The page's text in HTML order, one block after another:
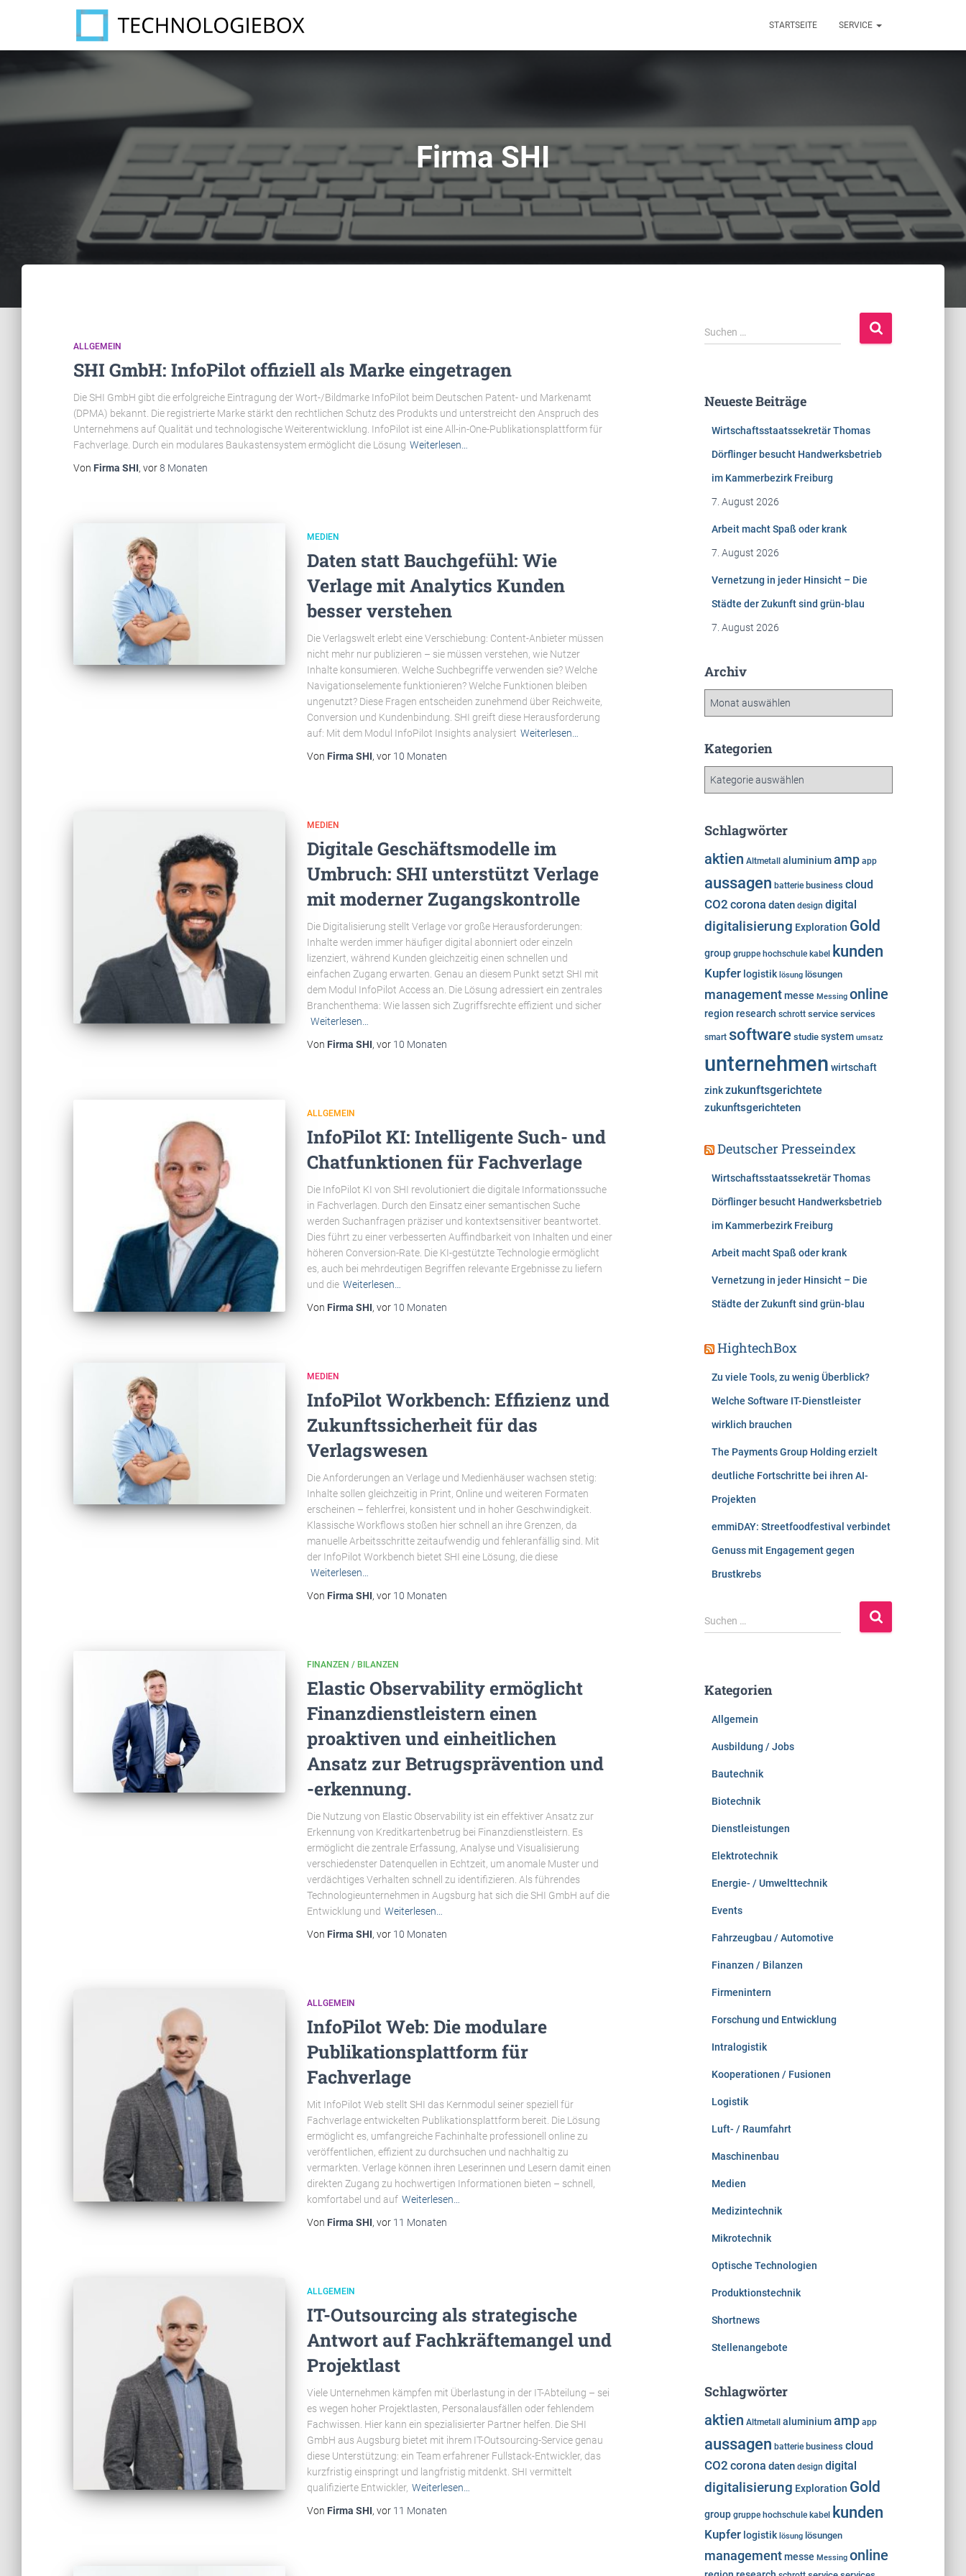
STARTSEITE SERVICE
Firma SHI
ALLGEMEIN
SHI GmbH: InfoPilot offiziell als Marke eingetragen
Die SHI GmbH gibt die erfolgreiche Eintragung der Wort-/Bildmarke InfoPilot beim Deutschen Patent- und Markenamt
(DPMA) bekannt. Die registrierte Marke stärkt den rechtlichen Schutz des Produkts und unterstreicht den Anspruch des
Unternehmens auf Qualität und technologische Weiterentwicklung. InfoPilot ist eine All-in-One-Publikationsplattform für
Fachverlage. Durch ein modulares Baukastensystem ermöglicht die Lösung Weiterlesen…
Von Firma SHI, vor8 Monaten
MEDIEN
Daten statt Bauchgefühl: Wie
Verlage mit Analytics Kunden
besser verstehen
Die Verlagswelt erlebt eine Verschiebung: Content-Anbieter müssen
nicht mehr nur publizieren – sie müssen verstehen, wie Nutzer
Inhalte konsumieren. Welche Suchbegriffe verwenden sie? Welche
Navigationselemente funktionieren? Welche Funktionen bleiben
ungenutzt? Diese Fragen entscheiden zunehmend über Reichweite,
Conversion und Kundenbindung. SHI greift diese Herausforderung
auf: Mit dem Modul InfoPilot Insights analysiert Weiterlesen…
Von Firma SHI, vor 10 Monaten
MEDIEN
Digitale Geschäftsmodelle im
Umbruch: SHI unterstützt Verlage
mit moderner Zugangskontrolle
Die Digitalisierung stellt Verlage vor große Herausforderungen:
Inhalte werden immer häufiger digital abonniert oder einzeln
lizenziert, während Kunden gleichzeitig einen schnellen und
einfachen Zugang erwarten. Genau an diesem Punkt setzt SHI mit
dem Modul InfoPilot Access an. Die Lösung adressiert ein zentrales
Branchenthema: Wie lassen sich Zugriffsrechte effizient und sicher
Weiterlesen…
Von Firma SHI, vor 10 Monaten
ALLGEMEIN
InfoPilot KI: Intelligente Such- und
Chatfunktionen für Fachverlage
Die InfoPilot KI von SHI revolutioniert die digitale Informationssuche
in Fachverlagen. Durch den Einsatz einer semantischen Suche
werden Suchanfragen präziser und kontextsensitiver beantwortet.
Dies führt zu einer verbesserten Auffindbarkeit von Inhalten und einer
höheren Conversion-Rate. Die KI-gestützte Technologie ermöglicht
es, auch bei mehrdeutigen Begriffen relevante Ergebnisse zu liefern
und die Weiterlesen…
Von Firma SHI, vor 10 Monaten
MEDIEN
InfoPilot Workbench: Effizienz und
Zukunftssicherheit für das
Verlagswesen
Die Anforderungen an Verlage und Medienhäuser wachsen stetig:
Inhalte sollen gleichzeitig in Print, Online und weiteren Formaten
erscheinen – fehlerfrei, konsistent und in hoher Geschwindigkeit.
Klassische Workflows stoßen hier schnell an ihre Grenzen, da
manuelle Arbeitsschritte zeitaufwendig und fehleranfällig sind. Mit
der InfoPilot Workbench bietet SHI eine Lösung, die diese
Weiterlesen…
Von Firma SHI, vor 10 Monaten
FINANZEN / BILANZEN
Elastic Observability ermöglicht
Finanzdienstleistern einen
proaktiven und einheitlichen
Ansatz zur Betrugsprävention und
-erkennung.
Die Nutzung von Elastic Observability ist ein effektiver Ansatz zur
Erkennung von Kreditkartenbetrug bei Finanzdienstleistern. Es
ermöglicht die zentrale Erfassung, Analyse und Visualisierung
verschiedenster Datenquellen in Echtzeit, um anomale Muster und
verdächtiges Verhalten schnell zu identifizieren. Als führendes
Technologieunternehmen in Augsburg hat sich die SHI GmbH auf die
Entwicklung und Weiterlesen…
Von Firma SHI, vor 10 Monaten
ALLGEMEIN
InfoPilot Web: Die modulare
Publikationsplattform für
Fachverlage
Mit InfoPilot Web stellt SHI das Kernmodul seiner speziell für
Fachverlage entwickelten Publikationsplattform bereit. Die Lösung
ermöglicht es, umfangreiche Fachinhalte professionell online zu
veröffentlichen, effizient zu durchsuchen und nachhaltig zu
vermarkten. Verlage können ihren Leserinnen und Lesern damit einen
direkten Zugang zu hochwertigen Informationen bieten – schnell,
komfortabel und auf Weiterlesen…
Von Firma SHI, vor 11 Monaten
ALLGEMEIN
IT-Outsourcing als strategische
Antwort auf Fachkräftemangel und
Projektlast
Viele Unternehmen kämpfen mit Überlastung in der IT-Abteilung – sei
es wegen hoher Projektlasten, Personalausfällen oder fehlendem
Fachwissen. Hier kann ein spezialisierter Partner helfen. Die SHI
GmbH aus Augsburg bietet mit ihrem IT-Outsourcing-Service genau
diese Unterstützung: ein Team erfahrener Fullstack-Entwickler, das
kurzfristig einspringt und langfristig mitdenkt. SHI vermittelt
qualifizierte Entwickler, Weiterlesen…
Von Firma SHI, vor 11 Monaten
S
u
n
Suchen …
Neueste Beiträge
Wirtschaftsstaatssekretär Thomas
Dörflinger besucht Handwerksbetrieb
im Kammerbezirk Freiburg
7. August 2026
Arbeit macht Spaß oder krank
7. August 2026
Vernetzung in jeder Hinsicht – Die
Städte der Zukunft sind grün-blau
7. August 2026
Archiv
h
Kategorien
g
i
e
Schlagwörter
aktien Altmetall aluminium amp app
aussagen batterie business cloud
CO2 corona daten design digital
digitalisierung Exploration Gold
group gruppe hochschule kabel kunden
Kupfer logistik lösung lösungen
management messe Messing online
region research schrott service services
smart software studie system umsatz
unternehmen wirtschaft
zink zukunftsgerichtete
zukunftsgerichteten
Deutscher Presseindex
Wirtschaftsstaatssekretär Thomas
Dörflinger besucht Handwerksbetrieb
im Kammerbezirk Freiburg
Arbeit macht Spaß oder krank
Vernetzung in jeder Hinsicht – Die
Städte der Zukunft sind grün-blau
HightechBox
Zu viele Tools, zu wenig Überblick?
Welche Software IT-Dienstleister
wirklich brauchen
The Payments Group Holding erzielt
deutliche Fortschritte bei ihren AI-
Projekten
emmiDAY: Streetfoodfestival verbindet
Genuss mit Engagement gegen
Brustkrebs
S
u
n
Suchen …
Kategorien
Allgemein
Ausbildung / Jobs
Bautechnik
Biotechnik
Dienstleistungen
Elektrotechnik
Energie- / Umwelttechnik
Events
Fahrzeugbau / Automotive
Finanzen / Bilanzen
Firmenintern
Forschung und Entwicklung
Intralogistik
Kooperationen / Fusionen
Logistik
Luft- / Raumfahrt
Maschinenbau
Medien
Medizintechnik
Mikrotechnik
Optische Technologien
Produktionstechnik
Shortnews
Stellenangebote
Schlagwörter
aktien Altmetall aluminium amp app
aussagen batterie business cloud
CO2 corona daten design digital
digitalisierung Exploration Gold
group gruppe hochschule kabel kunden
Kupfer logistik lösung lösungen
management messe Messing online